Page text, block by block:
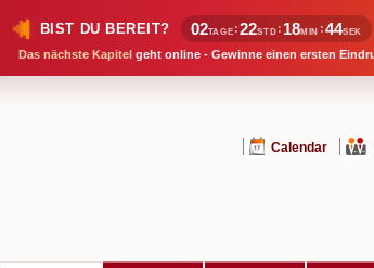
BIST DU BEREIT? 02TAGE :22STD : 18MIN :44SEK
Das nächste Kapitel geht online - Gewinne einen ersten
Calendar